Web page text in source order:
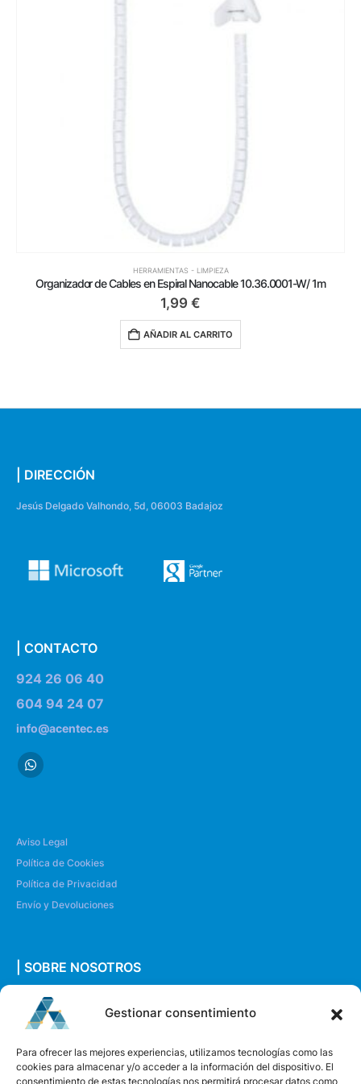
Gestionar consentimiento
Para ofrecer las mejores experiencias, utilizamos tecnologías como las
cookies para almacenar y/o acceder a la información del dispositivo. El
consentimiento de estas tecnologías nos permitirá procesar datos como
HERRAMIENTAS - LIMPIEZA
Organizador de Cables en Espiral Nanocable 10.36.0001-W/ 1m
1,99 €
AÑADIR AL CARRITO
| DIRECCIÓN
Jesús Delgado Valhondo, 5d, 06003 Badajoz
| CONTACTO
924 26 06 40
604 94 24 07
info@acentec.es
Aviso Legal
Política de Cookies
Política de Privacidad
Envío y Devoluciones
| SOBRE NOSOTROS
Quiénes somos
Envíanos un mensaje